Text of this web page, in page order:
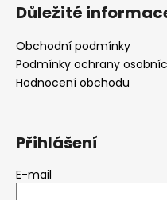
Důležité
Obchodní podmínky
Podmínky ochrany
Hodnocení obchodu
Přihlášení
E-mail